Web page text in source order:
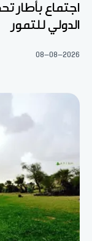
اجتماع بأطار
الدولي للتمور
08-08-2026